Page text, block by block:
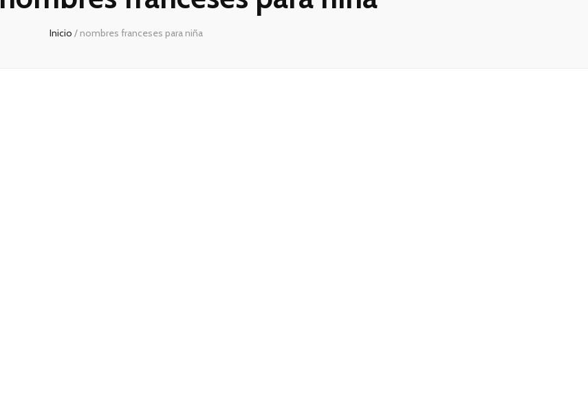
Inicio / nombres franceses para niña